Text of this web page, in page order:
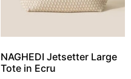
NAGHEDI Jetsetter Large
Tote in Ecru